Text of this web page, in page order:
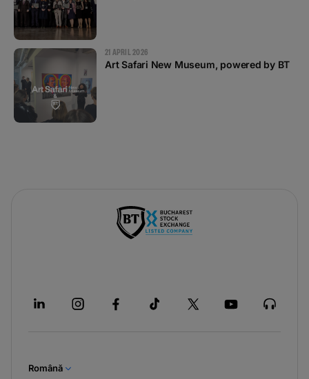
21 APRIL 2026
Art Safari New Museum, powered by BT
Română